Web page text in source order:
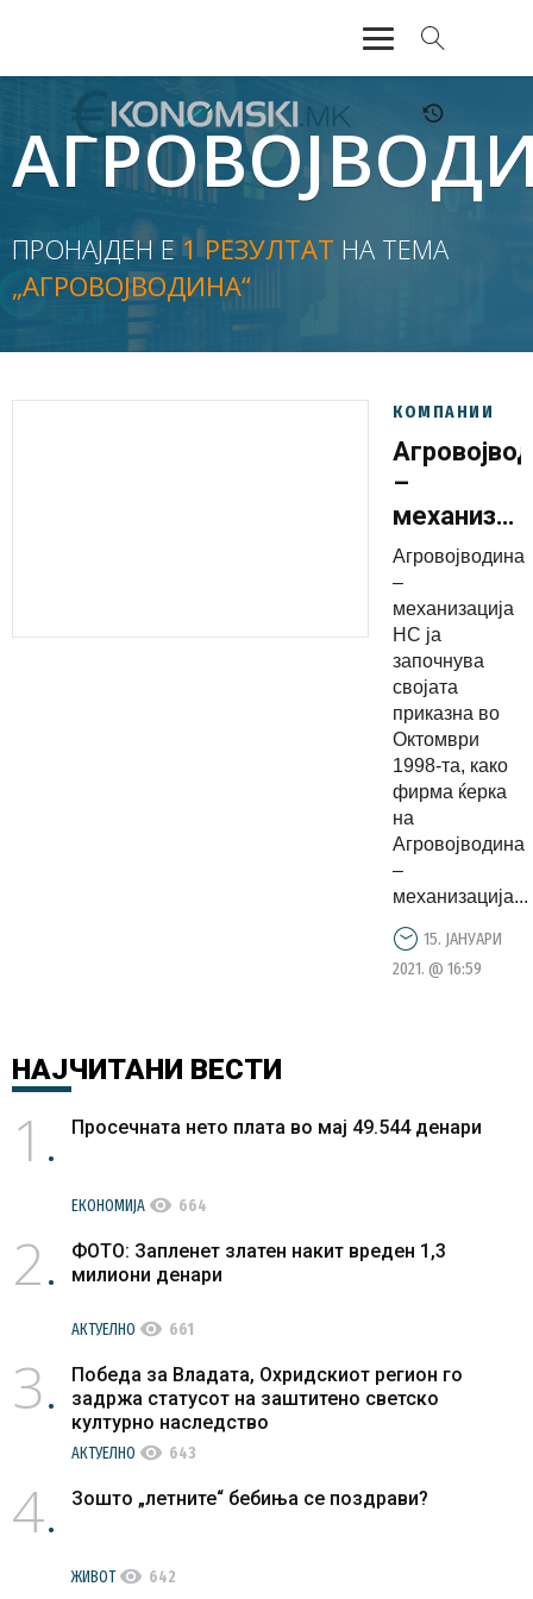
АКТУЕЛНО
ЕКОНОМИЈА
ФИНАНСИИ
БАНКАРСТВО
ЖИВОТ
ПРОНАЈДЕН Е1 РЕЗУЛТАТ НА ТЕМА
„АГРОВОЈВОДИНА“
КОМПАНИИ
–
НС, лидер
во
продажба
на
и опрема
Агровојводина
–
механизација
НС ја
започнува
својата
приказна во
Октомври
1998-та, како
фирма ќерка
на
Агровојводина
–
механизација...
15. ЈАНУАРИ
2021. @ 16:59
НАЈЧИТАНИ ВЕСТИ
1 Просечната нето плата во мај 49.544 денари
ЕКОНОМИЈА visibility 664
2
ФОТО: Запленет златен накит вреден 1,3
милиони денари
АКТУЕЛНО visibility 661
3
Победа за Владата, Охридскиот регион го
задржа статусот на заштитено светско
културно наследство
АКТУЕЛНО visibility 643
4 Зошто „летните“ бебиња се поздрави?
ЖИВОТvisibility 642